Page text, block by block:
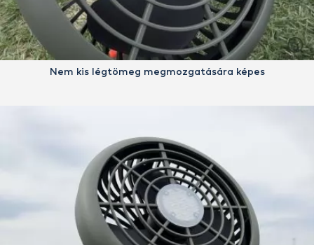
Nem kis légtömeg megmozgatására képes